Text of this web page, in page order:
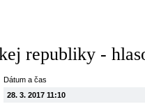
republiky -
Dátum a čas
28. 3. 2017 11:10